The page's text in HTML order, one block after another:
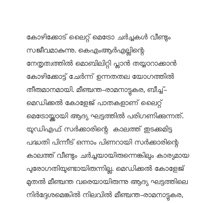
കോഴിക്കോട് ലൈറ്റ് മെട്രോ ചർച്ചകൾ വീണ്ടും
സജീവമാകുന്നു. കെഎംആർഎല്ലിന്റെ
നേതൃത്വത്തിൽ മൊബിലിറ്റി പ്ലാൻ തയ്യാറാക്കാൻ
കോഴിക്കോട്ട് ചേർന്ന് ഉന്നതതല യോഗത്തിൽ
തീരുമാനമായി. മീഞ്ചന്ത-രാമനാട്ടുകര, ബീച്ച്-
മെഡിക്കൽ കോളേജ് പാതകളാണ് ലൈറ്റ്
മെട്രോയ്ക്കായി ആദ്യ ഘട്ടത്തിൽ പരിഗണിക്കുന്നത്.
യുഡിഎഫ് സർക്കാരിന്റെ കാലത്ത് തുടക്കമിട്ട
പദ്ധതി പിന്നീട് ഒന്നാം പിണറായി സർക്കാരിന്റെ
കാലത്ത് വീണ്ടും ചർച്ചയായിരുന്നെങ്കിലും കാര്യമായ
പുരോഗതിയുണ്ടായിരുന്നില്ല. മെഡിക്കൽ കോളേജ്
മുതൽ മീഞ്ചന്ത വരെയായിരുന്നു ആദ്യ ഘട്ടത്തിലെ
നിർദ്ദേശമെങ്കിൽ നിലവിൽ മീഞ്ചന്ത-രാമനാട്ടുകര,